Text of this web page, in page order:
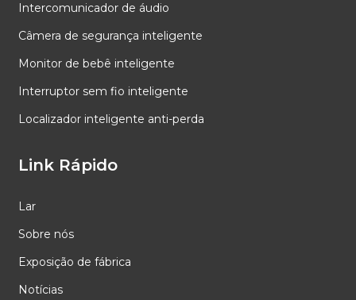
Intercomunicador de áudio
Câmera de segurança inteligente
Monitor de bebê inteligente
Interruptor sem fio inteligente
Localizador inteligente anti-perda
Link Rápido
Lar
Sobre nós
Exposição de fábrica
Notícias